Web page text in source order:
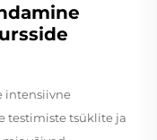
intensiivne
testimiste tsüklite ja